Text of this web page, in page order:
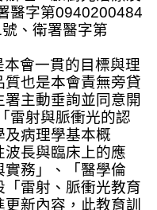
醫字第0940200484
號、衛署醫字第
會一貫的目標與理
也是本會責無旁貸
主動垂詢並同意開
雷射與脈衝光的認
及病理學基本概
長與臨床上的應
務」、「醫學倫
雷射、脈衝光教育
新內容，此教育訓